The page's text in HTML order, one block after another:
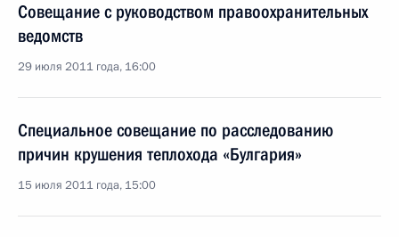
Совещание с руководством правоохранительных
ведомств
29 июля 2011 года, 16:00
Специальное совещание по расследованию
причин крушения теплохода «Булгария»
15 июля 2011 года, 15:00